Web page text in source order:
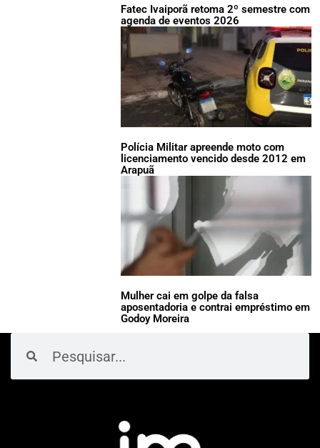
Fatec Ivaiporã retoma 2º semestre com
agenda de eventos 2026
Polícia Militar apreende moto com
licenciamento vencido desde 2012 em
Arapuã
Mulher cai em golpe da falsa
aposentadoria e contrai empréstimo em
Godoy Moreira